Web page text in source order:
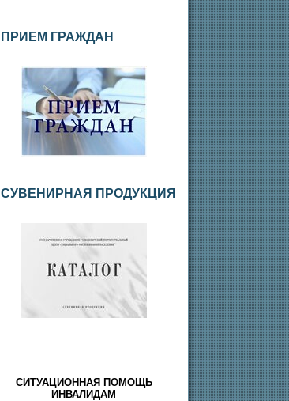
ПРИЕМ ГРАЖДАН
СУВЕНИРНАЯ ПРОДУКЦИЯ
СИТУАЦИОННАЯ ПОМОЩЬ
ИНВАЛИДАМ